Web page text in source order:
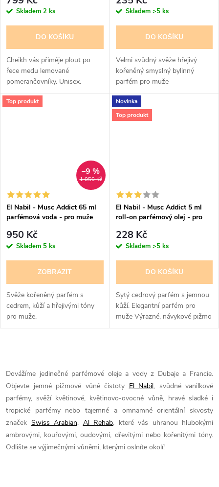
Skladem 2 ks
DO KOŠÍKU
Cheikh vás přiměje plout po
řece medu lemované
pomerančovníky. Unisex.
Skladem >5 ks
DO KOŠÍKU
Velmi svůdný svěže hřejivý
kořeněný smyslný bylinný
parfém pro muže
Top produkt
1 050 Kč
–9 %
El Nabil - Musc Addict 65 ml
parfémová voda - pro muže
950 Kč
Skladem 5 ks
ZOBRAZIT
Svěže kořeněný parfém s
cedrem, kůží a hřejivými tóny
pro muže.
Novinka
Top produkt
El Nabil - Musc Addict 5 ml
roll-on parfémový olej - pro
228 Kč
Skladem >5 ks
DO KOŠÍKU
Sytý cedrový parfém s jemnou
kůží. Elegantní parfém pro
muže Výrazné, návykové pižmo
s moderním twistem.
v
l
á
d
a
Dovážíme jedinečné parfémové oleje a vody z Dubaje a Francie.
Objevte jemné pižmové vůně čistoty El Nabil, svůdné vanilkové
parfémy, svěží květinové, květinovo-ovocné vůně, hravé sladké i
tropické parfémy nebo tajemné a omnamné orientální skvosty
značek Swiss Arabian, Al Rehab, které vás uhranou hlubokými
ambrovými, kouřovými, oudovými, dřevitými nebo kořenitými tóny.
Odlište se výjimečnými vůněmi, kterými oslníte okolí!